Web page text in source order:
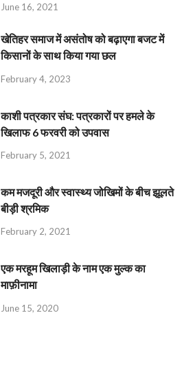
June 16, 2021
खेतिहर समाज में असंतोष को बढ़ाएगा बजट में
किसानों के साथ किया गया छल
February 4, 2023
काशी पत्रकार संघ: पत्रकारों पर हमले के
खिलाफ 6 फरवरी को उपवास
February 5, 2021
कम मजदूरी और स्वास्थ्य जोखिमों के बीच झूलते
बीड़ी श्रमिक
February 2, 2021
एक मरहूम खिलाड़ी के नाम एक मुल्क का
माफ़ीनामा
June 15, 2020